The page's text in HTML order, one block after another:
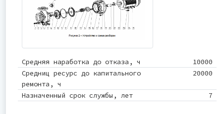
Средняя наработка до отказа, ч
10000
Средниц ресурс до капитального
ремонта, ч
20000
Назначенный срок службы, лет 7